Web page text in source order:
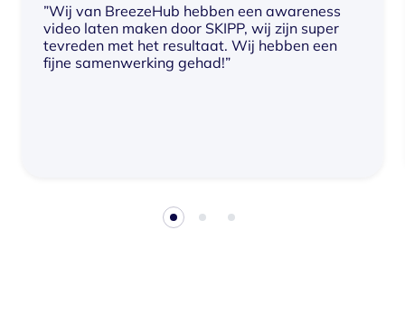
”Wij van BreezeHub hebben een awareness
video laten maken door SKIPP, wij zijn super
tevreden met het resultaat. Wij hebben een
fijne samenwerking gehad!”